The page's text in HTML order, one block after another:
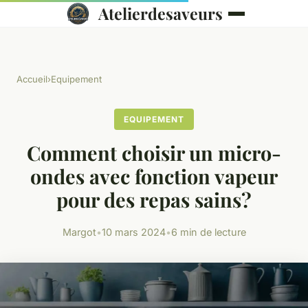
Atelierdesaveurs
Accueil›Equipement
EQUIPEMENT
Comment choisir un micro-
ondes avec fonction vapeur
pour des repas sains?
Margot•10 mars 2024•6 min de lecture